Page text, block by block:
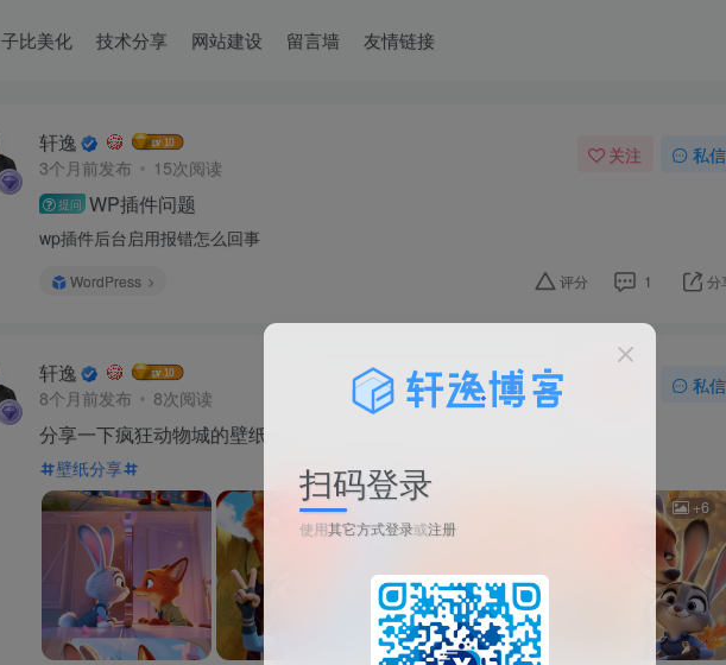
子比美化 技术分享 网站建设 留言墙 友情链接
轩逸
3个月前发布 15次阅读
关注 私信
提问 WP插件问题
wp插件后台启用报错怎么回事
WordPress 评分 1 分
轩逸
8个月前发布 8次阅读
私信
分享一下疯狂动物城的壁纸
壁纸分享
+6
扫码登录
使用其它方式登录或注册